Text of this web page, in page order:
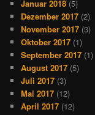
Januar 2018 (5)
Dezember 2017 (2)
November 2017 (3)
Oktober 2017 (1)
September 2017 (1)
August 2017 (5)
Juli 2017 (3)
Mai 2017 (12)
April 2017 (12)